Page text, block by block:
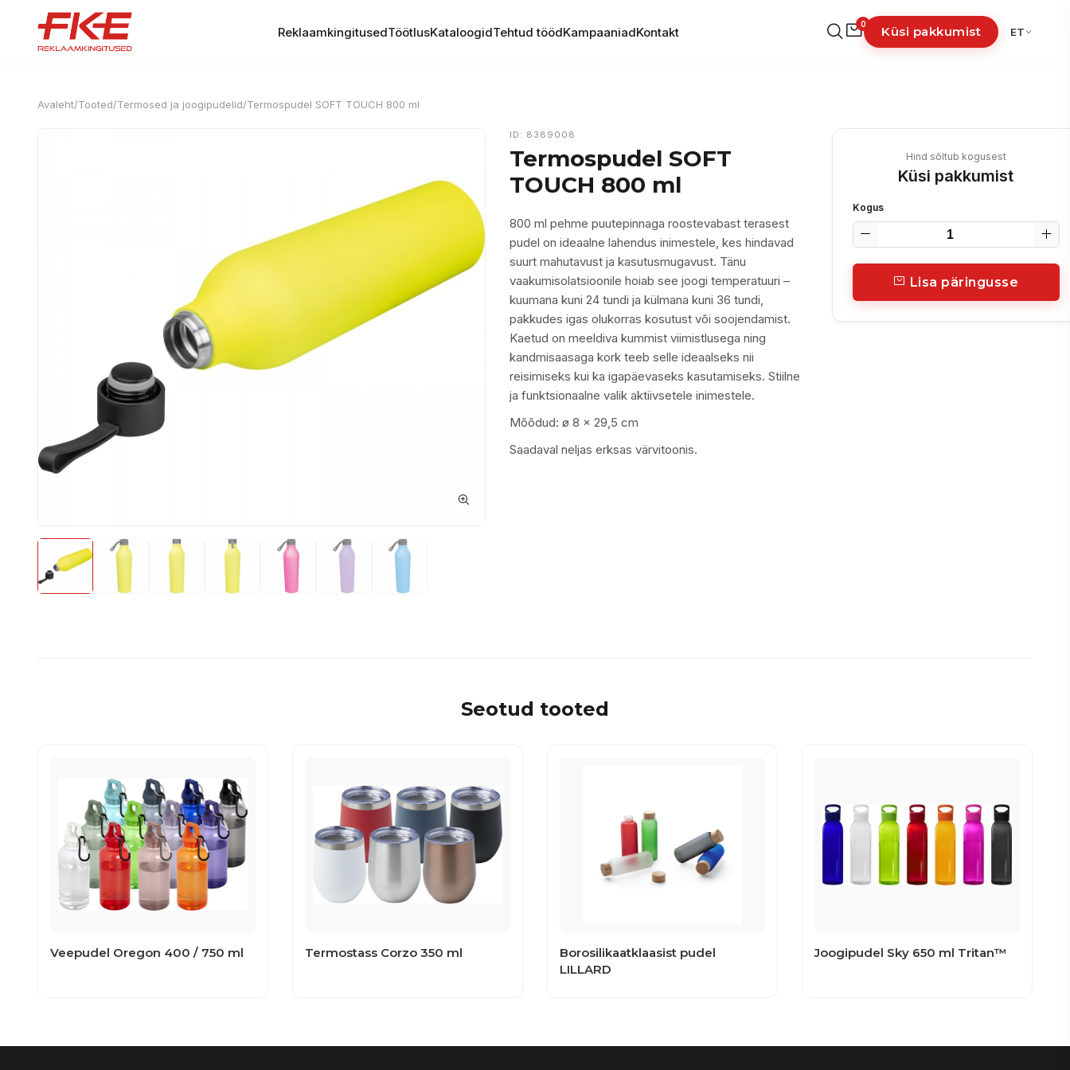
ReklaamkingitusedTöötlusKataloogidTehtud töödKampaaniadKontakt
0
Küsi pakkumist ET
Avaleht/Tooted/Termosed ja joogipudelid/Termospudel SOFT TOUCH 800 ml
ID: 8389008
Termospudel SOFT
TOUCH 800 ml
800 ml pehme puutepinnaga roostevabast terasest
pudel on ideaalne lahendus inimestele, kes hindavad
suurt mahutavust ja kasutusmugavust. Tänu
vaakumisolatsioonile hoiab see joogi temperatuuri –
kuumana kuni 24 tundi ja külmana kuni 36 tundi,
pakkudes igas olukorras kosutust või soojendamist.
Kaetud on meeldiva kummist viimistlusega ning
kandmisaasaga kork teeb selle ideaalseks nii
reisimiseks kui ka igapäevaseks kasutamiseks. Stiilne
ja funktsionaalne valik aktiivsetele inimestele.
Mõõdud: ø 8 x 29,5 cm
Saadaval neljas erksas värvitoonis.
Hind sõltub kogusest
Küsi pakkumist
Kogus
Lisa päringusse
Seotud tooted
Veepudel Oregon 400 / 750 ml Termostass Corzo 350 ml
Borosilikaatklaasist pudel
LILLARD
Joogipudel Sky 650 ml Tritan™